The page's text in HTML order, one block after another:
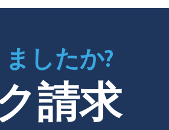
したか?
請求